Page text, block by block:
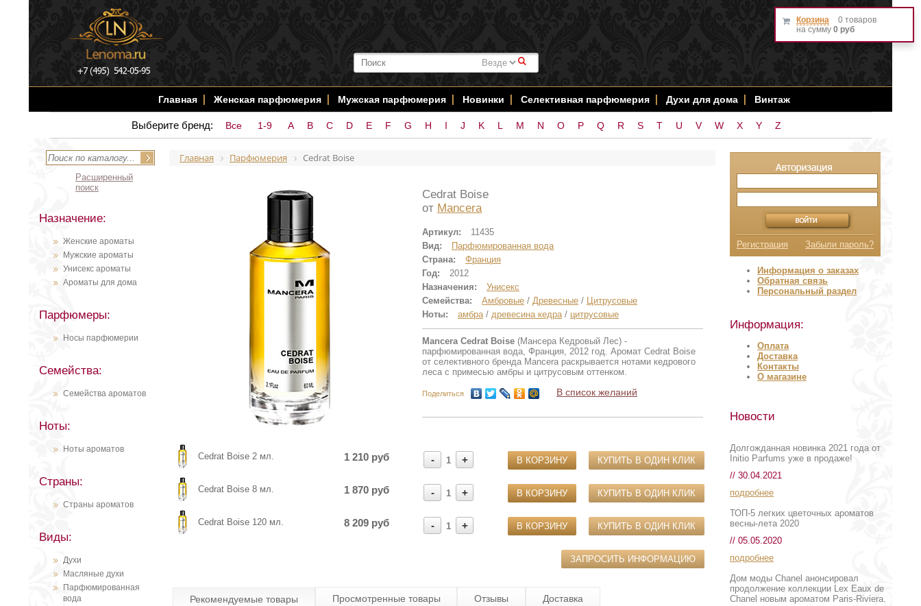
#
Главная Женская парфюмерия Мужская парфюмерия Новинки Селективная парфюмерия Духи для дома Винтаж
Выберите бренд: Все 1-9 A B C D E F G H I J K L M N O P Q R S T U V W X Y Z
Расширенный
поиск
Назначение:
Женские ароматы
Мужские ароматы
Унисекс ароматы
Ароматы для дома
Парфюмеры:
Носы парфюмерии
Семейства:
Семейства ароматов
Ноты:
Ноты ароматов
Страны:
Страны ароматов
Виды:
Духи
Масляные духи
Парфюмированная
вода
Главная Парфюмерия Cedrat Boise
Cedrat Boise
от Mancera
Артикул:
11435
Вид:
Парфюмированная вода
Страна:
Франция
Год:
2012
Назначения:
Унисекс
Семейства:
Амбровые / Древесные / Цитрусовые
Ноты:
амбра/ древесина кедра/ цитрусовые
Mancera Cedrat Boise (Мансера Кедровый Лес) -
парфюмированная вода, Франция, 2012 год. Аромат Cedrat Boise
от селективного бренда Mancera раскрывается нотами кедрового
леса с примесью амбры и цитрусовым оттенком.
Поделиться В список желаний
Cedrat Boise 2 мл. В КОРЗИНУ КУПИТЬ В ОДИН КЛИК
- 1 +
1 210 руб
Cedrat Boise 8 мл. В КОРЗИНУ КУПИТЬ В ОДИН КЛИК
- 1 +
1 870 руб
Cedrat Boise 120 мл. В КОРЗИНУ КУПИТЬ В ОДИН КЛИК
- 1 +
8 209 руб
ЗАПРОСИТЬ ИНФОРМАЦИЮ
Рекомендуемые товары Просмотренные товары Отзывы Доставка
Корзина
0 товаров
на сумму 0 руб
Регистрация Забыли пароль?
Информация о заказах
Обратная связь
Персональный раздел
Информация:
Оплата
Доставка
Контакты
О магазине
Новости
Долгожданная новинка 2021 года от
Initio Parfums уже в продаже!
// 30.04.2021
подробнее
ТОП-5 легких цветочных ароматов
весны-лета 2020
// 05.05.2020
подробнее
Дом моды Chanel анонсировал
продолжение коллекции Lex Eaux de
Chanel новым ароматом Paris-Riviera.